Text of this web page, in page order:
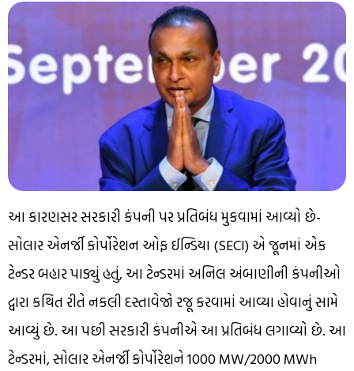
આ કારણસર સરકારી કંપની પર પ્રતિબંધ મુકવામાં આવ્યો છે-
સોલાર એનર્જી કોર્પોરેશન ઓફ ઈન્ડિયા (SECI) એ જૂનમાં એક
ટેન્ડર બહાર પાડ્યું હતું, આ ટેન્ડરમાં અનિલ અંબાણીની કંપનીઓ
દ્વારા કથિત રીતે નકલી દસ્તાવેજો રજૂ કરવામાં આવ્યા હોવાનું સામે
આવ્યું છે. આ પછી સરકારી કંપનીએ આ પ્રતિબંધ લગાવ્યો છે. આ
ટેન્ડરમાં, સોલાર એનર્જી કોર્પોરેશને 1000 MW/2000 MWh